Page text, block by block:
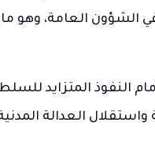
الشؤون العامة، وهو
النفوذ المتزايد
واستقلال العدالة